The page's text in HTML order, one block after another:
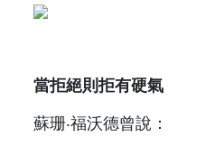
當拒絕則拒有硬氣
蘇珊‧福沃德曾說：